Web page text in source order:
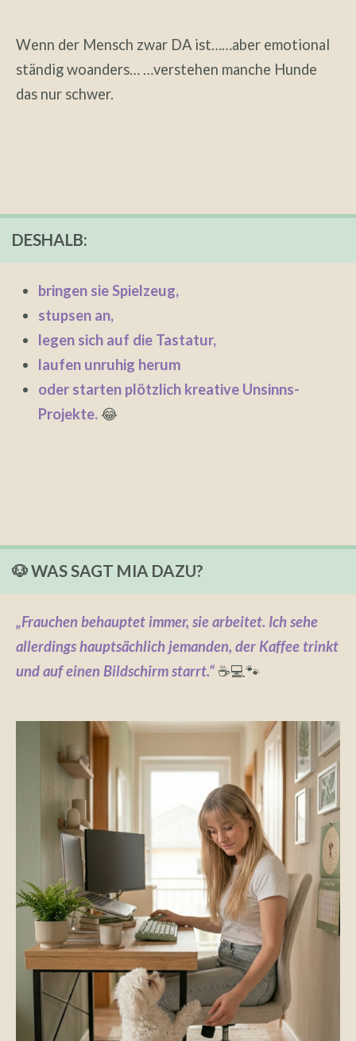
Wenn der Mensch zwar DA ist……aber emotional
ständig woanders… …verstehen manche Hunde
das nur schwer.
DESHALB:
bringen sie Spielzeug,
stupsen an,
legen sich auf die Tastatur,
laufen unruhig herum
oder starten plötzlich kreative Unsinns-
Projekte. 😂
🐶 WAS SAGT MIA DAZU?
„Frauchen behauptet immer, sie arbeitet. Ich sehe
allerdings hauptsächlich jemanden, der Kaffee trinkt
und auf einen Bildschirm starrt.“ ☕💻🐾